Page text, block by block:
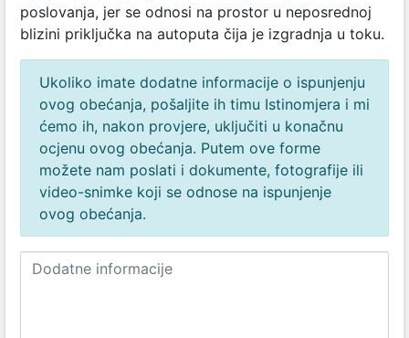
poslovanja, jer se odnosi na prostor u neposrednoj
blizini priključka na autoputa čija je izgradnja u toku.
Ukoliko imate dodatne informacije o ispunjenju
ovog obećanja, pošaljite ih timu Istinomjera i mi
ćemo ih, nakon provjere, uključiti u konačnu
ocjenu ovog obećanja. Putem ove forme
možete nam poslati i dokumente, fotografije ili
video-snimke koji se odnose na ispunjenje
ovog obećanja.